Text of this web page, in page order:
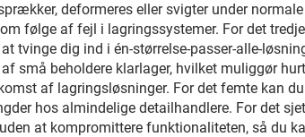
deformeres eller svigter under
følge af fejl i lagringssystemer. For det
tvinge dig ind i én-størrelse-passer-alle-
små beholdere klarlager, hvilket muliggør
af lagringsløsninger. For det femte kan
hos almindelige detailhandlere. For det
at kompromittere funktionaliteten, så du